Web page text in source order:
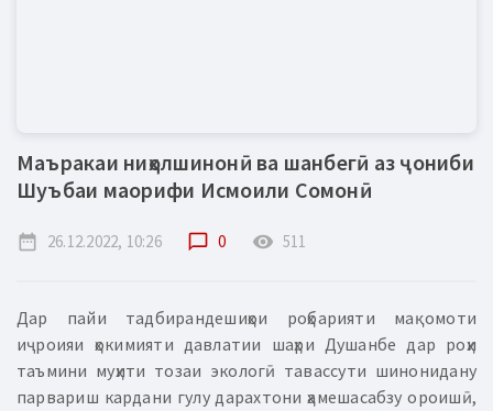
Маъракаи ниҳолшинонӣ ва шанбегӣ аз ҷониби
Шуъбаи маорифи Исмоили Сомонӣ
date_range 26.12.2022, 10:26 chat_bubble_outline 0 remove_red_eye 511
Дар пайи тадбирандешиҳои роҳбарияти мақомоти
иҷроияи ҳокимияти давлатии шаҳри Душанбе дар роҳи
таъмини муҳити тозаи экологӣ тавассути шинонидану
парвариш кардани гулу дарахтони ҳамешасабзу ороишӣ,